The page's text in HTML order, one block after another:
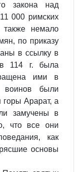
закона над
000 римских
также немало
по приказу
в ссылку в
114 г. была
ими в
были
горы Арарат, а
замучены в
что все они
как
основы